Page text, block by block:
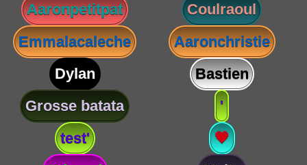
Aaronpetitpat
Coulraoul
Emmalacaleche
Aaronchristie
Dylan
Bastien
Grosse batata
'
test'
💗